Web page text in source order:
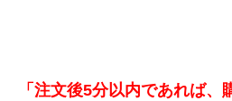
「注文後5分以内であれば